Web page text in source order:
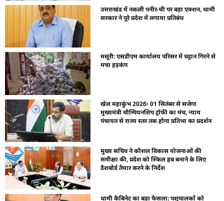
उत्तराखंड में नकली पनीर-घी पर बड़ा एक्शन, धामी
सरकार ने पूरे प्रदेश में लगाया प्रतिबंध
मसूरी: एसडीएम कार्यालय परिसर में चट्टान गिरने से
मचा हड़कंप
खेल महाकुंभ 2026ः 01 सितंबर से सजेगा
मुख्यमंत्री चौम्पियनशिप ट्रॉफी का मंच, न्याय
पंचायत से राज्य स्तर तक होगा प्रतिभा का प्रदर्शन
मुख्य सचिव ने कौशल विकास योजनाओं की
समीक्षा की, प्रदेश को स्किल हब बनाने के लिए
डैशबोर्ड तैयार करने के निर्देश
धामी कैबिनेट का बड़ा फैसला: पशुपालकों को